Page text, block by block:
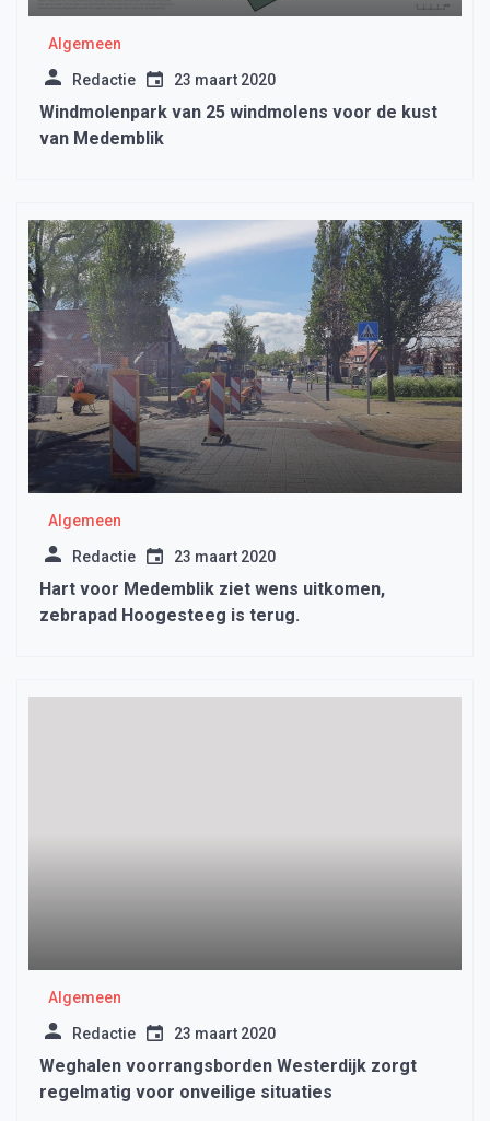
Algemeen
Redactie 23 maart 2020
Windmolenpark van 25 windmolens voor de kust
van Medemblik
Algemeen
Redactie 23 maart 2020
Hart voor Medemblik ziet wens uitkomen,
zebrapad Hoogesteeg is terug.
Algemeen
Redactie 23 maart 2020
Weghalen voorrangsborden Westerdijk zorgt
regelmatig voor onveilige situaties